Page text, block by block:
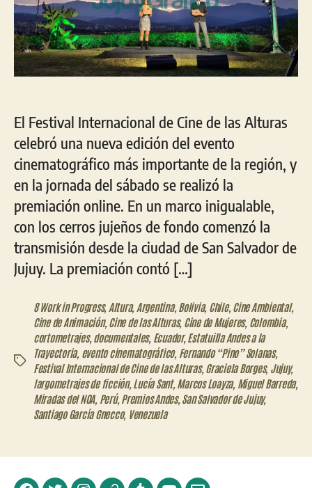
El Festival Internacional de Cine de las Alturas
celebró una nueva edición del evento
cinematográfico más importante de la región, y
en la jornada del sábado se realizó la
premiación online. En un marco inigualable,
con los cerros jujeños de fondo comenzó la
transmisión desde la ciudad de San Salvador de
Jujuy. La premiación contó […]
Etiquetas
8 Work in Progress, Altura, Argentina, Bolivia, Chile, Cine Ambiental,
Cine de Animación, Cine de las Alturas, Cine de Mujeres, Colombia,
cortometrajes, documentales, Ecuador,Estatuilla Andes a la
Trayectoria, evento cinematográfico, Fernando “Pino” Solanas,
Festival Internacional de Cine de las Alturas, Graciela Borges, Jujuy,
largometrajes de ficción, Lucía Sant, Marcos Loayza, Miguel Barreda,
Miradas del NOA, Perú, Premios Andes, San Salvador de Jujuy,
Santiago García Gnecco, Venezuela